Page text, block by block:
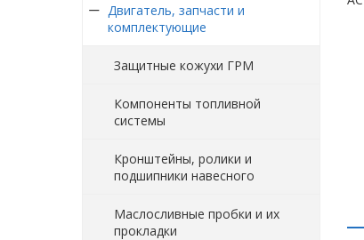
Двигатель, запчасти и
комплектующие
Защитные кожухи ГРМ
Компоненты топливной
системы
Кронштейны, ролики и
подшипники навесного
Маслосливные пробки и их
прокладки